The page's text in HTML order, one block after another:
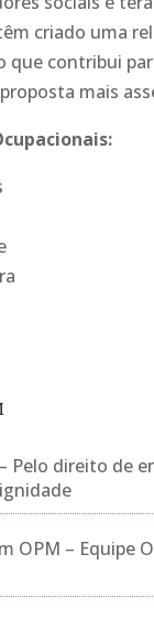
criado uma
que contribui
mais
Pelo direito de
OPM – Equipe